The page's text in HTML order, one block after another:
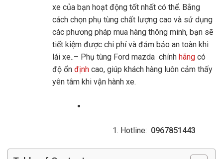
xe của bạn hoạt động tốt nhất có thể. Bằng
cách chọn phụ tùng chất lượng cao và sử dụng
các phương pháp mua hàng thông minh, bạn sẽ
tiết kiệm được chi phí và đảm bảo an toàn khi
lái xe..– Phụ tùng Ford mazda chính hãngcó
độ ổnđịnhcao, giúp khách hàng luôn cảm thấy
yên tâm khi vận hành xe.
Hotline: 0967851443